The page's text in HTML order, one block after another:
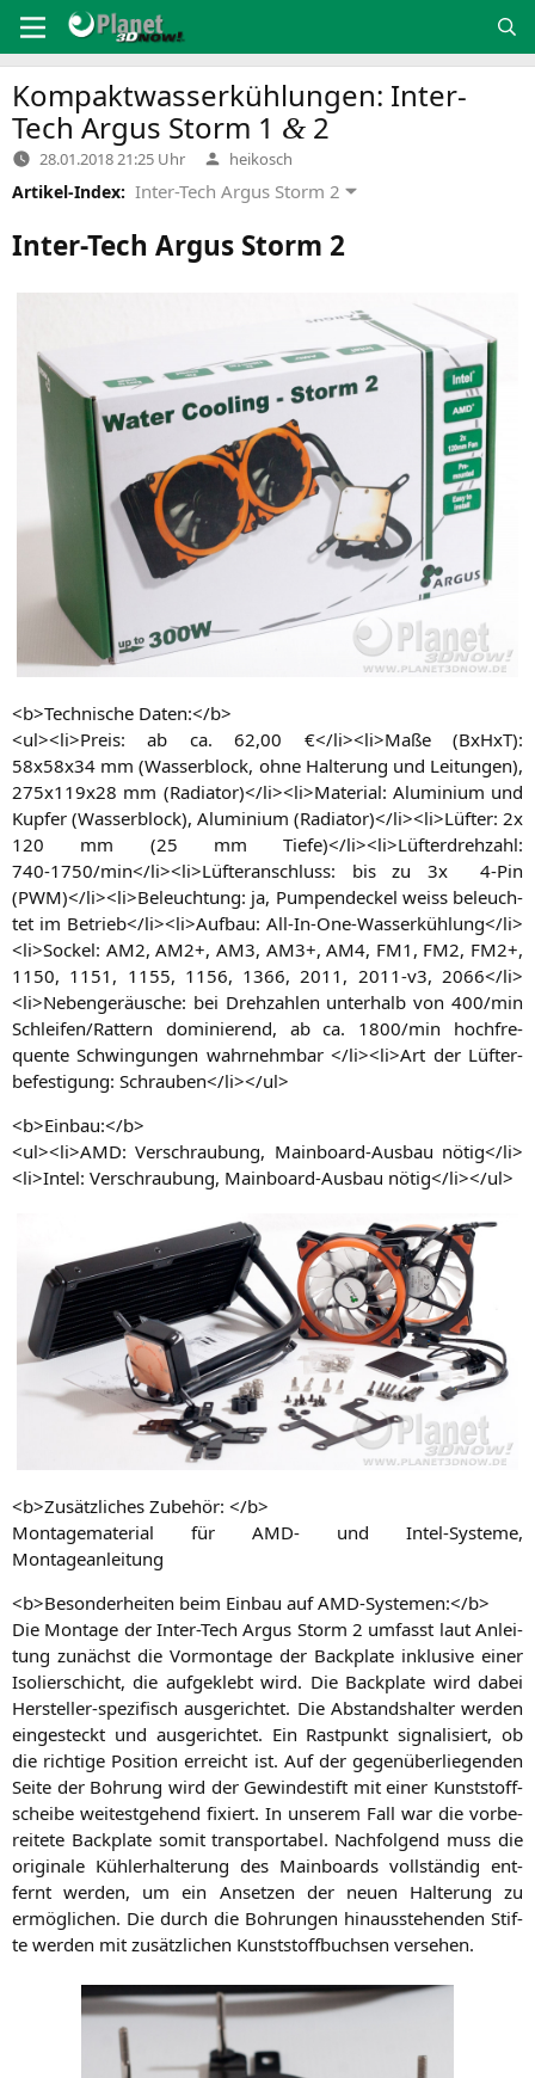
Inhalt
springen
Kompaktwasserkühlungen: Inter-
Tech Argus Storm 1 & 2
28.01.2018 21:25 Uhr Verfasst
von
heikosch
Artikel-Index: Inter-Tech Argus Storm 2
Inter-Tech Argus Storm 2
<b>Technische Daten:</b>
<ul><li>Preis: ab ca. 62,00 €</li><li>Maße (BxHxT):
58x58x34 mm (Was­ser­block, ohne Hal­te­rung und Lei­tun­gen),
275x119x28 mm (Radiator)</li><li>Material: Alu­mi­ni­um und
Kup­fer (Was­ser­block), Alu­mi­ni­um (Radiator)</li><li>Lüfter: 2x
120 mm (25 mm Tiefe)</li><li>Lüfterdrehzahl:
740‑1750/min</li><li>Lüfteranschluss: bis zu 3x 4‑Pin
(PWM)</li><li>Beleuchtung: ja, Pum­pen­de­ckel weiss beleuch­
tet im Betrieb</li><li>Aufbau: All-In-One-Wasserkühlung</li>
<li>Sockel: AM2,AM2+, AM3, AM3+,AM4, FM1 , FM2, FM2+,
1150, 1151, 1155, 1156, 1366, 2011, 2011-v3, 2066</li>
<li>Nebengeräusche: bei Dreh­zah­len unter­halb von 400/min
Schleifen/Rattern domi­nie­rend, ab ca. 1800/min hoch­fre­
quen­te Schwin­gun­gen wahr­nehm­bar </li><li>Art der Lüf­ter­
be­fes­ti­gung: Schrauben</li></ul>
<b>Einbau:</b>
<ul><li>AMD: Ver­schrau­bung, Main­board-Aus­bau nötig</li>
<li>Intel: Ver­schrau­bung, Main­board-Aus­bau nötig</li></ul>
<b>Zusätzliches Zube­hör: </b>
Mon­ta­ge­ma­te­ri­al für AMD- und Intel-Sys­te­me,
Montageanleitung
<b>Besonderheiten beim Ein­bau auf AMD-Systemen:</b>
Die Mon­ta­ge der Inter-Tech Argus Storm 2 umfasst laut Anlei­
tung zunächst die Vor­mon­ta­ge der Back­p­la­te inklu­si­ve einer
Iso­lier­schicht, die auf­ge­klebt wird. Die Back­p­la­te wird dabei
Her­stel­ler-spe­zi­fisch aus­ge­rich­tet. Die Abstands­hal­ter wer­den
ein­ge­steckt und aus­ge­rich­tet. Ein Rast­punkt signa­li­siert, ob
die rich­ti­ge Posi­ti­on erreicht ist. Auf der gegen­über­lie­gen­den
Sei­te der Boh­rung wird der Gewin­de­stift mit einer Kunst­stoff­
schei­be wei­test­ge­hend fixiert. In unse­rem Fall war die vor­be­
rei­te­te Back­p­la­te somit trans­por­ta­bel. Nach­fol­gend muss die
ori­gi­na­le Küh­ler­hal­te­rung des Main­boards voll­stän­dig ent­
fernt wer­den, um ein Anset­zen der neu­en Hal­te­rung zu
ermög­li­chen. Die durch die Boh­run­gen hin­aus­ste­hen­den Stif­
te wer­den mit zusätz­li­chen Kunst­stoff­buch­sen versehen.